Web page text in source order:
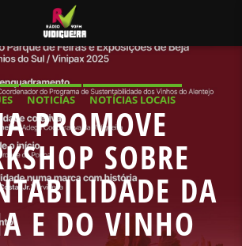
NOTICIAS
NOTÍCIAS LOCAIS
NOTÍCIAS NACIONAIS
PROMOVE
SOBRE
DA
E DO VINHO